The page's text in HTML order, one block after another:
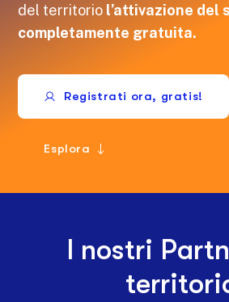
del territorio l’attivazione del
completamente gratuita.
Registrati ora, gratis!
Esplora
I nostri